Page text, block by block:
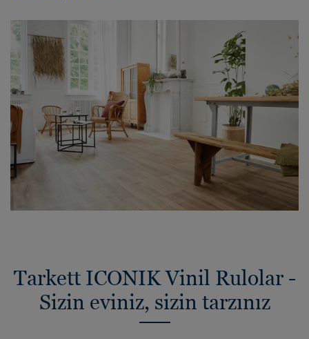
Tarkett ICONIK Vinil Rulolar -
Sizin eviniz, sizin tarzınız